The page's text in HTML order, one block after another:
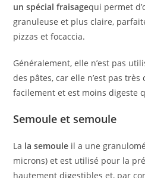
un spécial fraisagequi permet
granuleuse et plus claire,
pizzas et focaccia.
Généralement, elle n’est pas
des pâtes, car elle n’est pas
facilement et est moins digeste
Semoule et semoule
La la semoule il a une
microns) et est utilisé pour la
hautement digestibles et, par